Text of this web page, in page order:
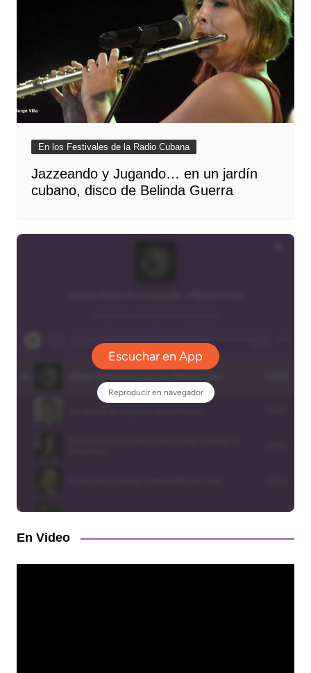
En los Festivales de la Radio Cubana
Jazzeando y Jugando… en un jardín
cubano, disco de Belinda Guerra
En Video